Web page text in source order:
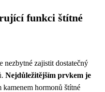
funkci štítné
nezbytné zajistit dostatečný
Nejdůležitějším prvkem je
hormonů štítné